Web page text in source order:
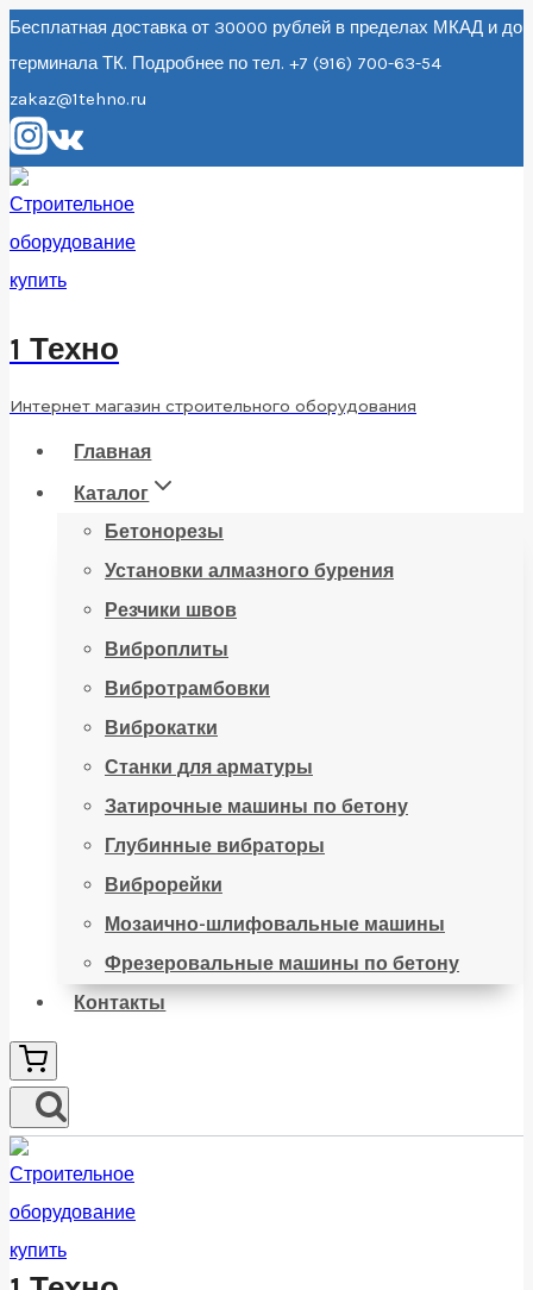
Перейти
к
содержанию
Бесплатная доставка от 30000 рублей в пределах МКАД и до
терминала ТК. Подробнее по тел. +7 (916) 700-63-54
zakaz@1tehno.ru
1 Техно
Интернет магазин строительного оборудования
Главная
Каталог
Бетонорезы
Установки алмазного бурения
Резчики швов
Виброплиты
Вибротрамбовки
Виброкатки
Станки для арматуры
Затирочные машины по бетону
Глубинные вибраторы
Виброрейки
Мозаично-шлифовальные машины
Фрезеровальные машины по бетону
Контакты